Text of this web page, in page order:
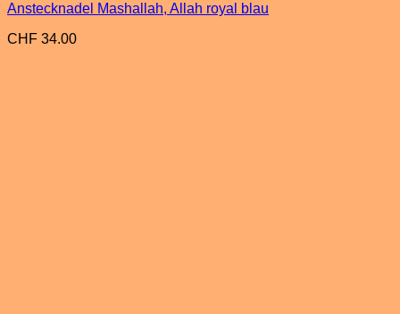
Anstecknadel Mashallah, Allah royal blau
CHF 34.00